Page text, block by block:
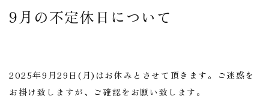
9月の不定休日について
2025年9月29日(月)はお休みとさせて頂きます。ご迷惑を
お掛け致しますが、ご確認をお願い致します。